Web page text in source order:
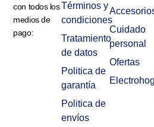
con todos los
medios de
pago:
Términos y
condiciones
Tratamiento
de datos
Politica de
garantía
Politica de
envíos
Cuidado
personal
Ofertas